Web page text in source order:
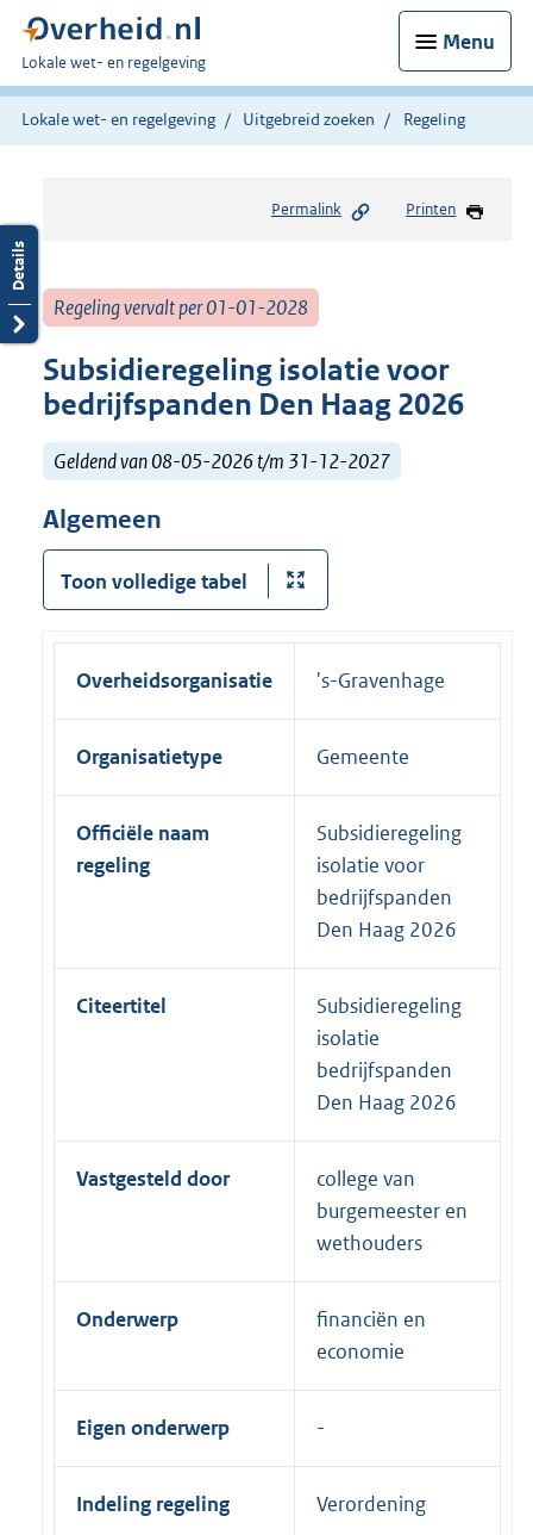
Menu
U
bent
hier:
Lokale wet- en regelgeving
Lokale wet- en regelgeving Uitgebreid zoeken Regeling
Permalink Printen
Regeling vervalt per 01-01-2028
Subsidieregeling isolatie voor
bedrijfspanden Den Haag 2026
Geldend van 08-05-2026 t/m 31-12-2027
Algemeen
Toon volledige tabel
Overheidsorganisatie 's-Gravenhage
Organisatietype Gemeente
Officiële naam
regeling
Subsidieregeling
isolatie voor
bedrijfspanden
Den Haag 2026
Citeertitel
Subsidieregeling
isolatie
bedrijfspanden
Den Haag 2026
Vastgesteld door
college van
burgemeester en
wethouders
Onderwerp
financiën en
economie
Eigen onderwerp
Indeling regeling Verordening